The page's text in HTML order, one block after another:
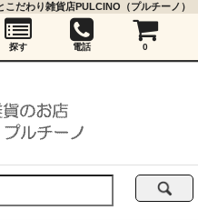
だわり雑貨店PULCINO（プルチーノ）
探す 電話 0